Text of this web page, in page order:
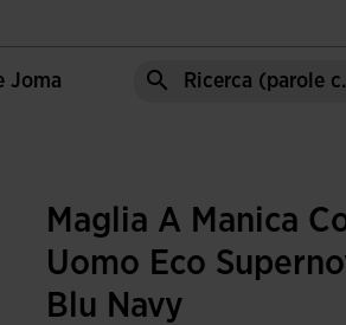
Joma
Maglia A Manica
Uomo Eco
Blu Navy